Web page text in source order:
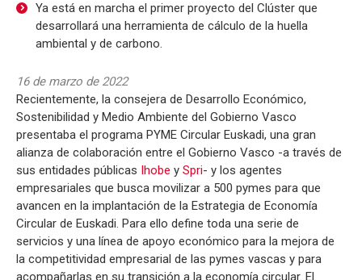
Ya está en marcha el primer proyecto del Clúster que
desarrollará una herramienta de cálculo de la huella
ambiental y de carbono.
16 de marzo de 2022
Recientemente, la consejera de Desarrollo Económico,
Sostenibilidad y Medio Ambiente del Gobierno Vasco
presentaba el programa PYME Circular Euskadi, una gran
alianza de colaboración entre el Gobierno Vasco -a través de
sus entidades públicas Ihobe y Spri- y los agentes
empresariales que busca movilizar a 500 pymes para que
avancen en la implantación de la Estrategia de Economía
Circular de Euskadi. Para ello define toda una serie de
servicios y una línea de apoyo económico para la mejora de
la competitividad empresarial de las pymes vascas y para
acompañarlas en su transición a la economía circular. El